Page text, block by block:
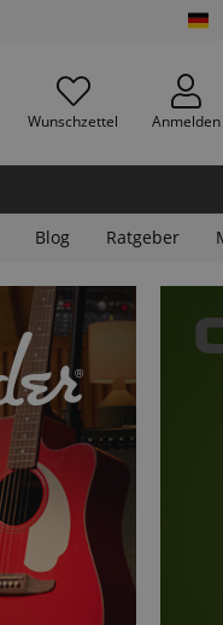
Wunschzettel Anmelden
Blog Ratgeber